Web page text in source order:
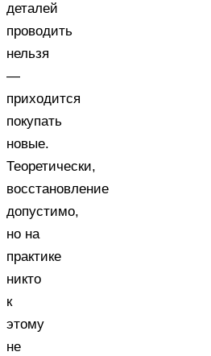
деталей
проводить
нельзя
—
приходится
покупать
новые.
Теоретически,
восстановление
допустимо,
но на
практике
никто
к
этому
не